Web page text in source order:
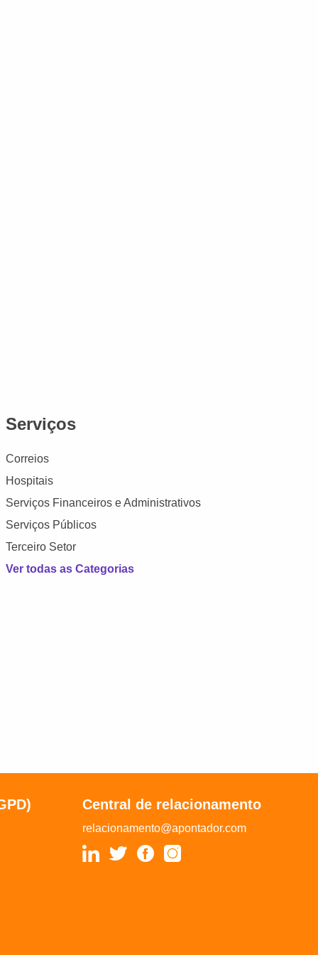
Serviços
Correios
Hospitais
Serviços Financeiros e Administrativos
Serviços Públicos
Terceiro Setor
Ver todas as Categorias
Central de relacionamento
relacionamento@apontador.com